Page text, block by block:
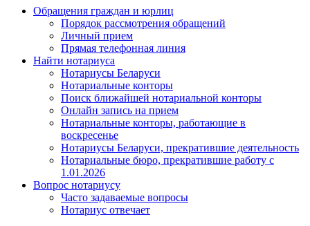
Обращения граждан и юрлиц
Порядок рассмотрения обращений
Личный прием
Прямая телефонная линия
Найти нотариуса
Нотариусы Беларуси
Нотариальные конторы
Поиск ближайшей нотариальной конторы
Онлайн запись на прием
Нотариальные конторы, работающие в
воскресенье
Нотариусы Беларуси, прекратившие деятельность
Нотариальные бюро, прекратившие работу с
1.01.2026
Вопрос нотариусу
Часто задаваемые вопросы
Нотариус отвечает